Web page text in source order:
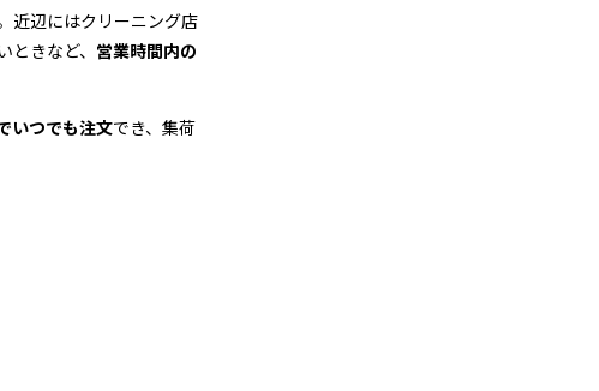
近辺にはクリーニング店
きなど、 営業時間内の
いつでも注文でき、集荷